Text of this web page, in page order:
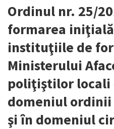
Ordinul nr. 25/
formarea
instituţiile de
Ministerului
poliţiştilor
domeniul
şi în domeniul